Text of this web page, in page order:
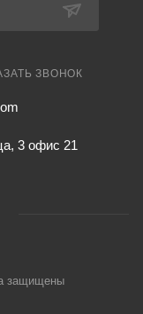
ЗВОНОК
3 офис 21
защищены